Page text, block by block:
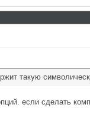
такую
если сделать